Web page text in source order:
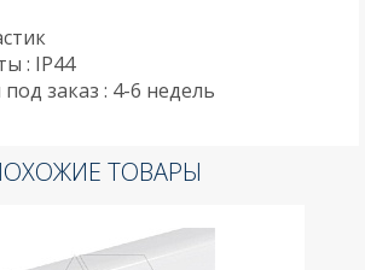
: IP44
заказ : 4-6 недель
ТОВАРЫ